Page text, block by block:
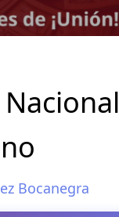
Bocanegra